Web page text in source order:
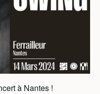
à Nantes !